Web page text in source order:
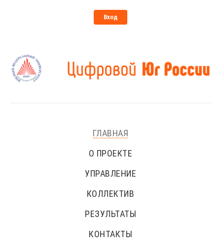
Вход
ГЛАВНАЯ
О ПРОЕКТЕ
УПРАВЛЕНИЕ
КОЛЛЕКТИВ
РЕЗУЛЬТАТЫ
КОНТАКТЫ